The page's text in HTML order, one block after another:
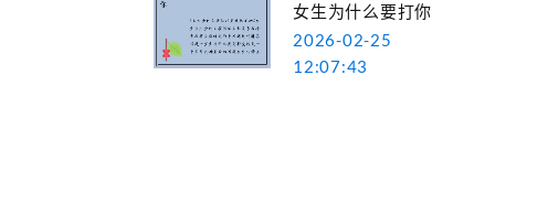
女生为什么要打你
2026-02-25
12:07:43